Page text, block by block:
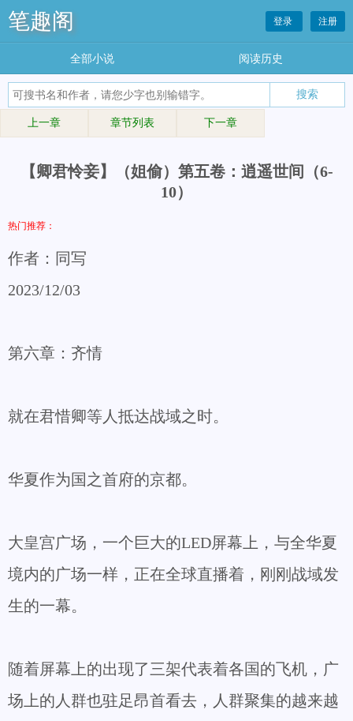
笔趣阁 登录 注册
全部小说 阅读历史
上一章 章节列表 下一章
【卿君怜妾】（姐偷）第五卷：逍遥世间（6-
10）
热门推荐：
作者：同写
2023/12/03
第六章：齐情
就在君惜卿等人抵达战域之时。
华夏作为国之首府的京都。
大皇宫广场，一个巨大的LED屏幕上，与全华夏
境内的广场一样，正在全球直播着，刚刚战域发
生的一幕。
随着屏幕上的出现了三架代表着各国的飞机，广
场上的人群也驻足昂首看去，人群聚集的越来越